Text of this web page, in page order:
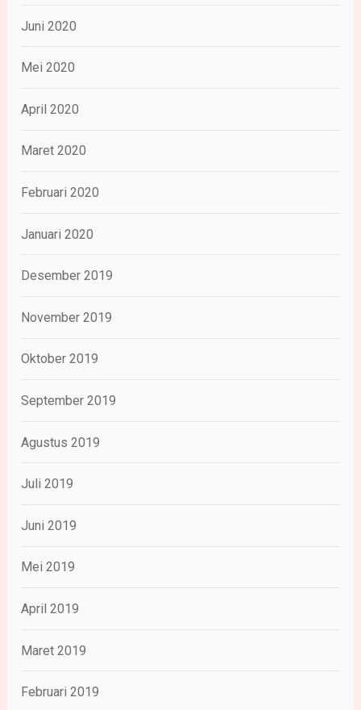
Juni 2020
Mei 2020
April 2020
Maret 2020
Februari 2020
Januari 2020
Desember 2019
November 2019
Oktober 2019
September 2019
Agustus 2019
Juli 2019
Juni 2019
Mei 2019
April 2019
Maret 2019
Februari 2019